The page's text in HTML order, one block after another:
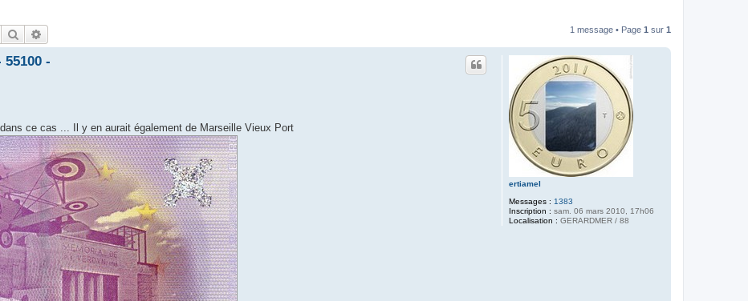
Rechercher 1 message • Page 1 sur 1
ertiamel
Messages : 1383
Inscription : sam. 06 mars 2010, 17h06
Localisation : GERARDMER / 88
55100 -
ce cas ... Il y en aurait également de Marseille Vieux Port